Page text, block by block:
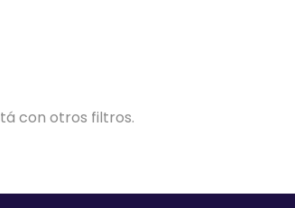
con otros filtros.